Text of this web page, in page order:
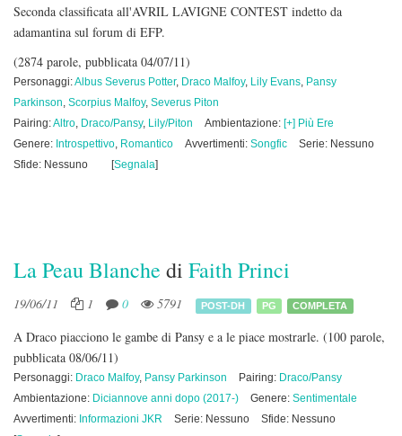
Seconda classificata all'AVRIL LAVIGNE CONTEST indetto da
adamantina sul forum di EFP.
(2874 parole, pubblicata 04/07/11)
Personaggi:Albus Severus Potter, Draco Malfoy, Lily Evans, Pansy
Parkinson, Scorpius Malfoy, Severus Piton
Pairing:Altro, Draco/Pansy, Lily/Piton Ambientazione: [+] Più Ere
Genere: Introspettivo, Romantico Avvertimenti: Songfic
Serie: Nessuno
Sfide: Nessuno
[Segnala]
La Peau Blanche di Faith Princi
19/06/11 1 0 5791 POST-DH PG COMPLETA
A Draco piacciono le gambe di Pansy e a le piace mostrarle. (100 parole,
pubblicata 08/06/11)
Personaggi: Draco Malfoy, Pansy Parkinson Pairing: Draco/Pansy
Ambientazione: Diciannove anni dopo (2017-) Genere: Sentimentale
Avvertimenti: Informazioni JKR Serie: Nessuno
Sfide: Nessuno